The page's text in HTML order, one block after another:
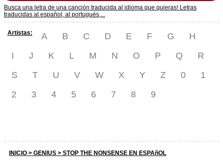
Busca una letra de una canción traducida al idioma que quieras! Letras
traducidas al español, al portugués,...
Artistas: A B C D E F G
H
I
J K L M N O P Q
R
S
T U V W X Y Z 0
1
2
3 4 5 6 7 8 9
INICIO > GENIUS > STOP THE NONSENSE EN ESPAñOL